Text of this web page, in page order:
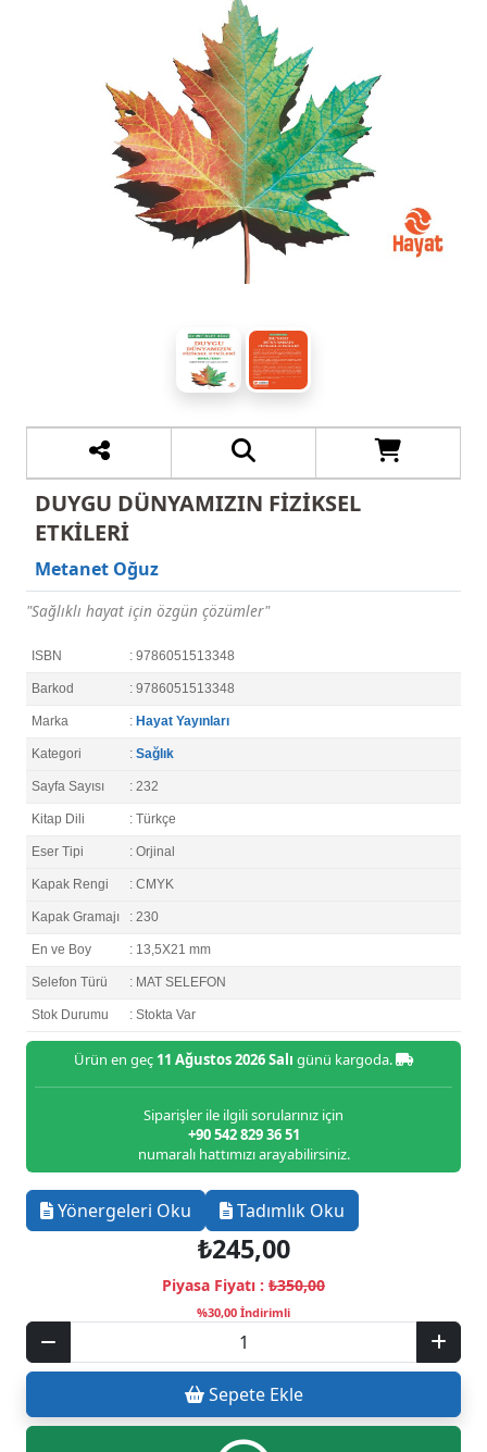
DUYGU DÜNYAMIZIN FİZİKSEL
ETKİLERİ
Metanet Oğuz
"Sağlıklı hayat için özgün çözümler"
ISBN : 9786051513348
Barkod : 9786051513348
Marka : Hayat Yayınları
Kategori : Sağlık
Sayfa Sayısı : 232
Kitap Dili : Türkçe
Eser Tipi : Orjinal
Kapak Rengi : CMYK
Kapak Gramajı : 230
En ve Boy : 13,5X21 mm
Selefon Türü : MAT SELEFON
Stok Durumu : Stokta Var
Ürün en geç 11 Ağustos 2026 Salı günü kargoda.
Siparişler ile ilgili sorularınız için
+90 542 829 36 51
numaralı hattımızı arayabilirsiniz.
Yönergeleri Oku Tadımlık Oku
₺245,00
Piyasa Fiyatı : ₺350,00
%30,00 İndirimli
Sepete Ekle